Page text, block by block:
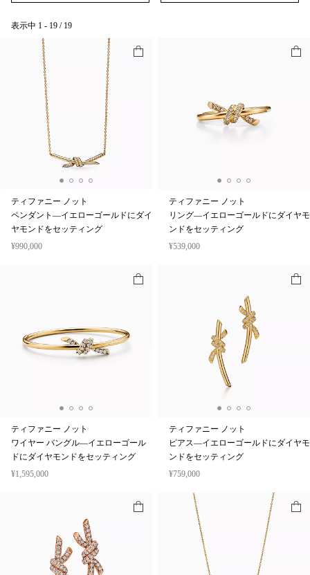
表示中 1 - 19 / 19
ティファニー ノット
ペンダント—イエローゴールドにダイ
ヤモンドをセッティング
¥990,000
ティファニー ノット
リング—イエローゴールドにダイヤモ
ンドをセッティング
¥539,000
ティファニー ノット
ワイヤー バングル—イエローゴール
ドにダイヤモンドをセッティング
¥1,595,000
ティファニー ノット
ピアス—イエローゴールドにダイヤモ
ンドをセッティング
¥759,000